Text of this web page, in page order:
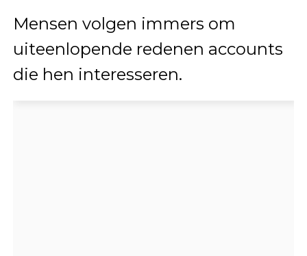
Mensen volgen immers om
uiteenlopende redenen accounts
die hen interesseren.